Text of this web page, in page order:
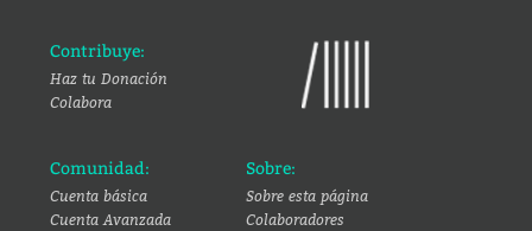
Contribuye:
Haz tu Donación
Colabora
Comunidad:
Cuenta básica
Cuenta Avanzada
Sobre:
Sobre esta página
Colaboradores